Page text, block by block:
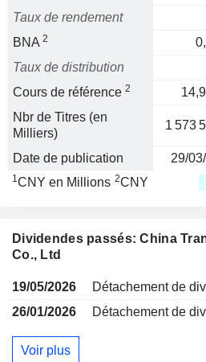
Taux de rendement
BNA 2
Taux de distribution
Cours de référence 2
Nbr de Titres (en
Milliers)
1 573
Date de publication 29/
1CNY en Millions 2CNY
Dividendes passés: China
Co., Ltd
19/05/2026
Détachement de
26/01/2026
Détachement de
Voir plus